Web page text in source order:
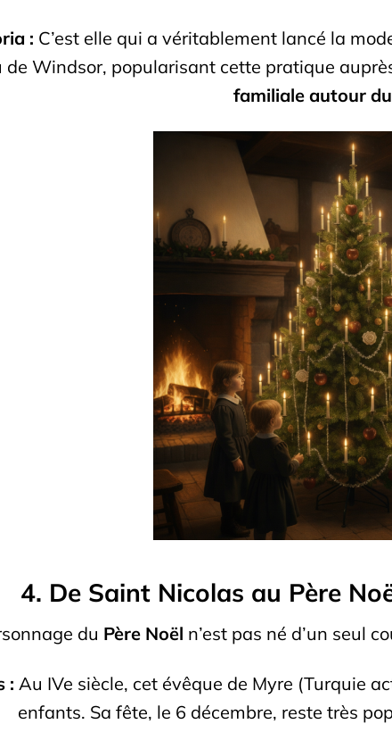
: C’est elle qui a véritablement lancé la
de Windsor, popularisant cette pratique
familiale autour
4. De Saint Nicolas au Père
du Père Noël n’est pas né d’un seul
: Au IVe siècle, cet évêque de Myre (Turquie
enfants. Sa fête, le 6 décembre, reste très